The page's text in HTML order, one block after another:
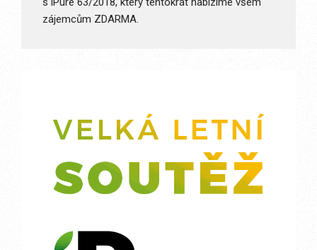
zájemcům ZDARMA.